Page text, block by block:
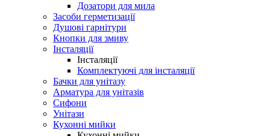
Дозатори для мила
Засоби герметизації
Душові гарнітури
Кнопки для змиву
Інсталяції
Інсталяції
Комплектуючі для інсталяції
Бачки для унітазу
Арматура для унітазів
Сифони
Унітази
Кухонні мийки